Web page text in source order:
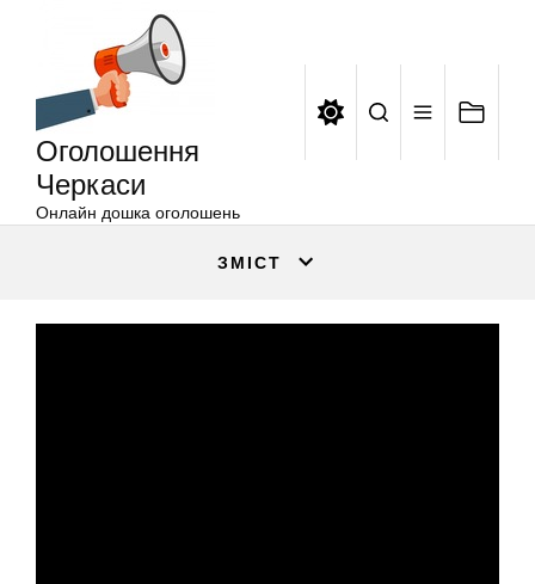
Оголошення
Черкаси
Онлайн дошка оголошень
ЗМІСТ